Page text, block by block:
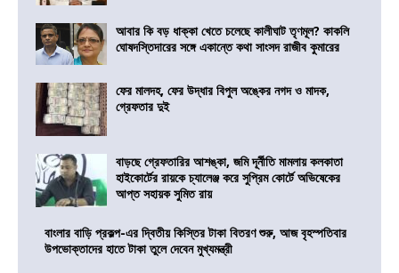
আবার কি বড় ধাক্কা খেতে চলেছে কালীঘাট তৃণমূল? কাকলি
ঘোষদস্তিদারের সঙ্গে একান্তে কথা সাংসদ রাজীব কুমারের
ফের মালদহ, ফের উদ্ধার বিপুল অঙ্কের নগদ ও মাদক,
গ্রেফতার দুই
বাড়ছে গ্রেফতারির আশঙ্কা, জমি দূর্নীতি মামলায় কলকাতা
হাইকোর্টের রায়কে চ্যালেঞ্জ করে সুপ্রিম কোর্টে অভিষেকের
আপ্ত সহায়ক সুমিত রায়
বাংলার বাড়ি প্রকল্প-এর দ্বিতীয় কিস্তির টাকা বিতরণ শুরু, আজ বৃহস্পতিবার
উপভোক্তাদের হাতে টাকা তুলে দেবেন মুখ্যমন্ত্রী